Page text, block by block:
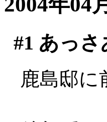
#1 あっさ
鹿島邸に